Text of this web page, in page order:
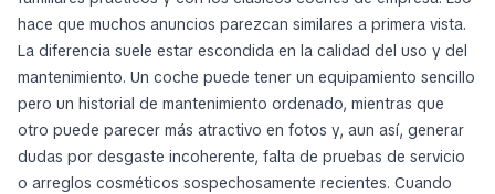
hace que muchos anuncios parezcan similares a primera vista.
La diferencia suele estar escondida en la calidad del uso y del
mantenimiento. Un coche puede tener un equipamiento sencillo
pero un historial de mantenimiento ordenado, mientras que
otro puede parecer más atractivo en fotos y, aun así, generar
dudas por desgaste incoherente, falta de pruebas de servicio
o arreglos cosméticos sospechosamente recientes. Cuando